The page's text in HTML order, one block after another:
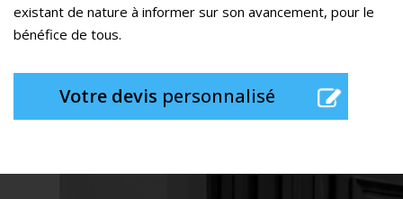
existant de nature à informer sur son avancement, pour le
bénéfice de tous.
Votre devis personnalisé